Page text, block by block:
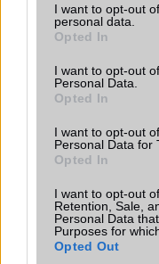
not limited to your visit
grant or deny consent
use your data for
consent section.
I want to opt-out
personal data.
Opted In
I want to opt-out
Personal Data.
Opted In
I want to opt-out
Personal Data for
Opted In
I want to opt-out
Retention, Sale,
Personal Data
Purposes for
Opted Out
Ez kb. olyan mint 1 mp3
max05
szerintem nagyon állat
bone